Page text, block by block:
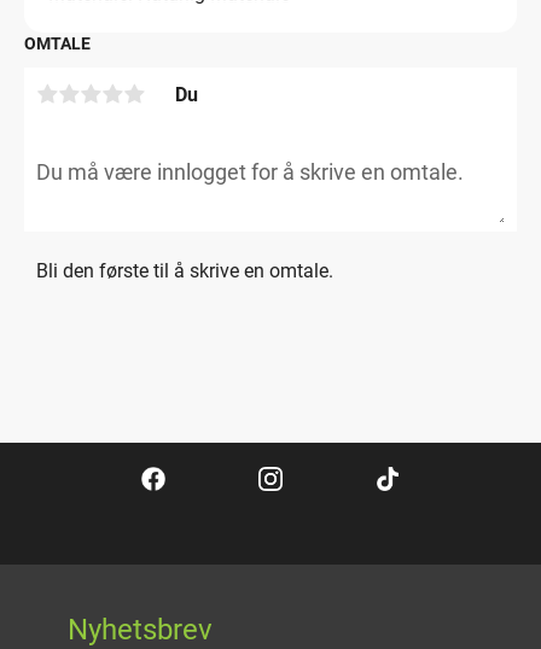
OMTALE
Du
Bli den første til å skrive en omtale.
Nyhetsbrev